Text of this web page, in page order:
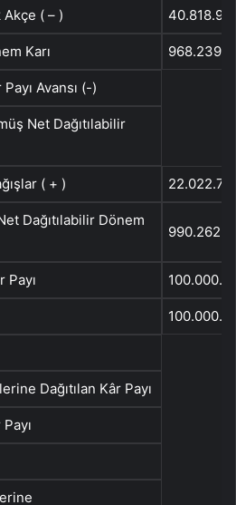
( – )
Karı
Avansı (-)
Net Dağıtılabilir
( + )
Dağıtılabilir Dönem
Payı
Dağıtılan Kâr Payı